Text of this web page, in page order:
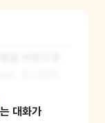
을 바깥으로
. 종이컵의
종이빨대를 꽂
눈 스티커를
대화가